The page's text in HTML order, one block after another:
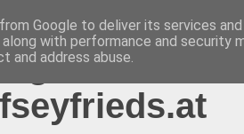
Google to deliver its services
with performance and
and address abuse.